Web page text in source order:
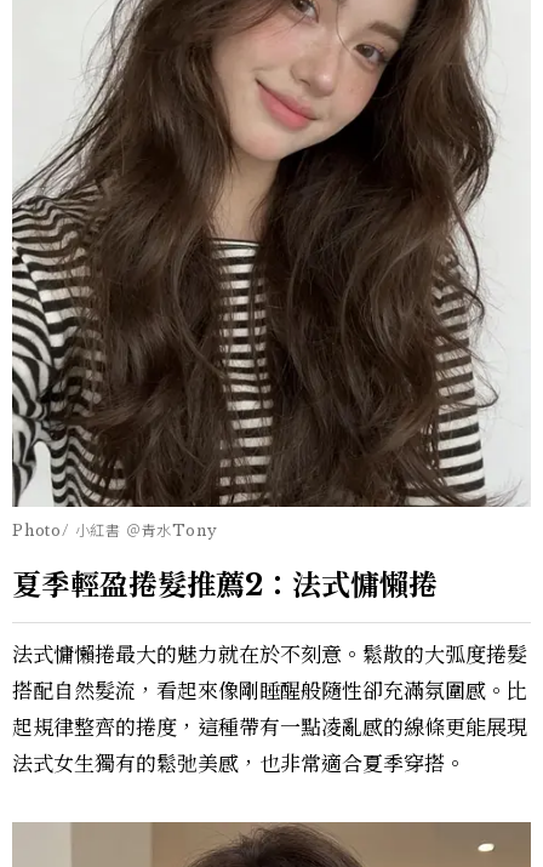
Photo/ 小紅書 ＠青水Tony
夏季輕盈捲髮推薦2：法式慵懶捲
法式慵懶捲最大的魅力就在於不刻意。鬆散的大弧度捲髮
搭配自然髮流，看起來像剛睡醒般隨性卻充滿氛圍感。比
起規律整齊的捲度，這種帶有一點凌亂感的線條更能展現
法式女生獨有的鬆弛美感，也非常適合夏季穿搭。